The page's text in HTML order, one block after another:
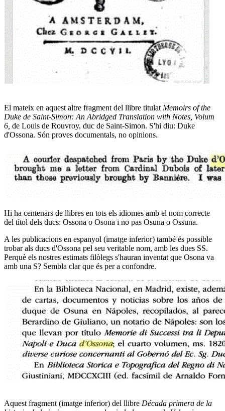
El mateix en aquest altre fragment del llibre titulat Memoirs of the
Duke de Saint-Simon: An Abridged Translation with Notes, Volum
6, de Louis de Rouvroy, duc de Saint-Simon. S'hi diu: Duke
d'Ossona. Són proves documentals, no opinions.
Hi ha centenars de llibres en tots els idiomes amb el nom correcte
del títol dels ducs: Ossona o Osona i no pas Osuna o Ossuna.
A les publicacions en espanyol (imatge inferior) també és possible
trobar als ducs d'Ossona pel seu veritable nom, amb les dues SS.
Perquè els nostres estimats filòlegs s'hauran inventat que Osona va
amb una S? Sembla clar que és per a confondre.
Aquest fragment (imatge inferior) del llibre Década primera de la